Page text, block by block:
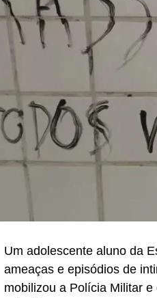
Um adolescente aluno da
ameaças e episódios de
mobilizou a Polícia Militar